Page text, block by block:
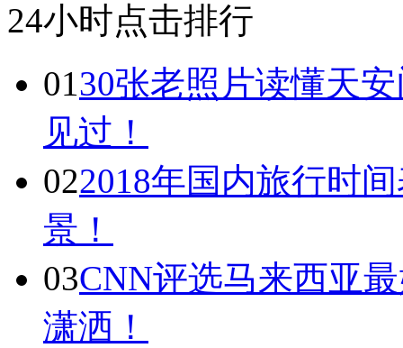
24小时点击排行
0130张老照片读懂天
见过！
022018年国内旅行时
景！
03CNN评选马来西亚
潇洒！